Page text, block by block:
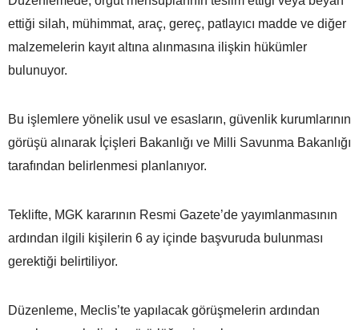
ettiği silah, mühimmat, araç, gereç, patlayıcı madde ve diğer
malzemelerin kayıt altına alınmasına ilişkin hükümler
bulunuyor.
Bu işlemlere yönelik usul ve esasların, güvenlik kurumlarının
görüşü alınarak İçişleri Bakanlığı ve Milli Savunma Bakanlığı
tarafından belirlenmesi planlanıyor.
Teklifte, MGK kararının Resmi Gazete’de yayımlanmasının
ardından ilgili kişilerin 6 ay içinde başvuruda bulunması
gerektiği belirtiliyor.
Düzenleme, Meclis’te yapılacak görüşmelerin ardından